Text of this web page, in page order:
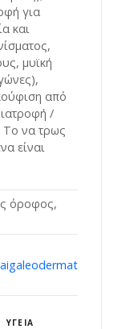
για
και
μυϊκή
από
/
Το να τρως
είναι
όροφος,
ΥΓΕΊΑ